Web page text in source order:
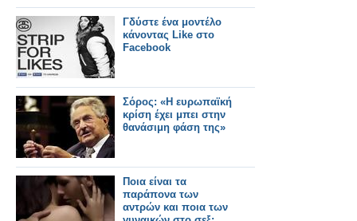
Γδύστε ένα μοντέλο
κάνοντας Like στο
Facebook
Σόρος: «Η ευρωπαϊκή
κρίση έχει μπει στην
θανάσιμη φάση της»
Ποια είναι τα
παράπονα των
αντρών και ποια των